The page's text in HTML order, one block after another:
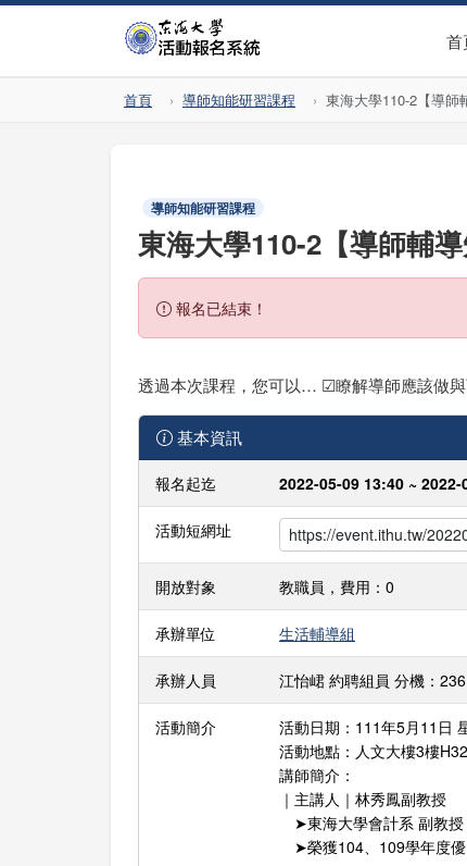
首
首頁 導師知能研習課程 東海大學110-2【導師
導師知能研習課程
東海大學110-2【導師輔
報名已結束！
透過本次課程，您可以… ☑瞭解導師應該做與
基本資訊
報名起迄 2022-05-09 13:40 ~
活動短網址
開放對象 教職員，費用：0
承辦單位 生活輔導組
承辦人員 江怡峮 約聘組員 分機：
活動簡介
活動日期：111年5月11日
活動地點：人文大樓3樓
講師簡介：
｜主講人｜林秀鳳副教授
➤東海大學會計系 副教授
➤榮獲104、109學年度